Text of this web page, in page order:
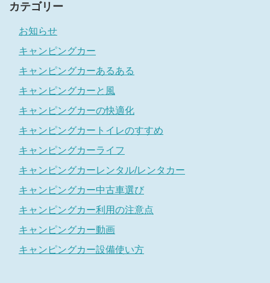
カテゴリー
お知らせ
キャンピングカー
キャンピングカーあるある
キャンピングカーと風
キャンピングカーの快適化
キャンピングカートイレのすすめ
キャンピングカーライフ
キャンピングカーレンタル/レンタカー
キャンピングカー中古車選び
キャンピングカー利用の注意点
キャンピングカー動画
キャンピングカー設備使い方